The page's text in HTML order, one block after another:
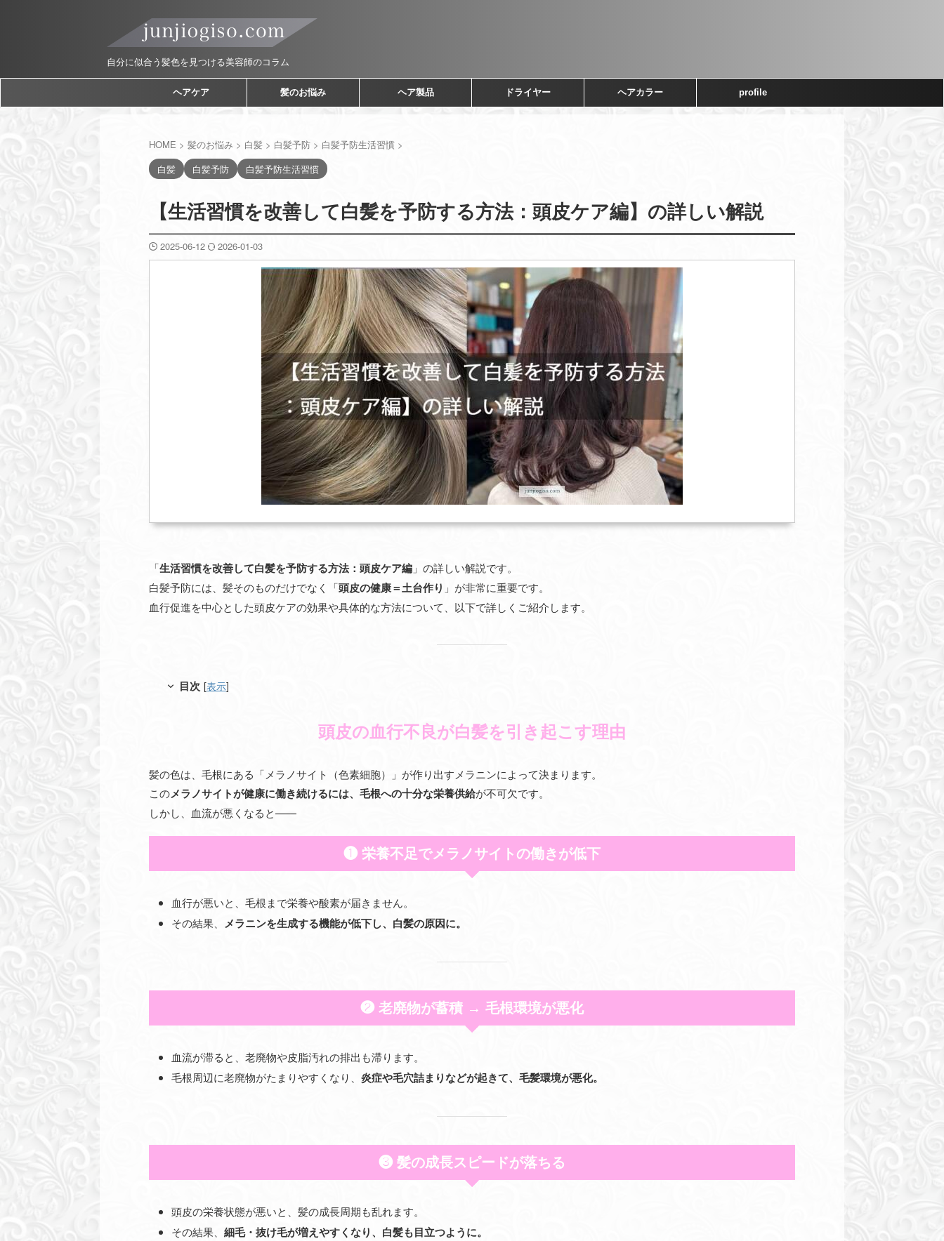
自分に似合う髪色を見つける美容師のコラム
ヘアケア 髪のお悩み ヘア製品 ドライヤー ヘアカラー profile
HOME > 髪のお悩み > 白髪 > 白髪予防 > 白髪予防生活習慣 >
白髪
白髪予防 白髪予防生活習慣
【生活習慣を改善して白髪を予防する方法：頭皮ケア編】の詳しい解説
2025-06-12 2026-01-03
「生活習慣を改善して白髪を予防する方法：頭皮ケア編 」の詳しい解説です。
白髪予防には、髪そのものだけでなく「頭皮の健康＝土台作り 」が非常に重要です。
血行促進を中心とした頭皮ケアの効果や具体的な方法について、以下で詳しくご紹介します。
目次 [表示]
頭皮の血行不良が白髪を引き起こす理由
髪の色は、毛根にある「メラノサイト（色素細胞）」が作り出すメラニンによって決まります。
このメラノサイトが健康に働き続けるには、毛根への十分な栄養供給が不可欠です。
しかし、血流が悪くなると——
❶ 栄養不足でメラノサイトの働きが低下
血行が悪いと、毛根まで栄養や酸素が届きません。
その結果、 メラニンを生成する機能が低下し、白髪の原因に。
❷ 老廃物が蓄積 → 毛根環境が悪化
血流が滞ると、老廃物や皮脂汚れの排出も滞ります。
毛根周辺に老廃物がたまりやすくなり、 炎症や毛穴詰まりなどが起きて、毛髪環境が悪化。
❸ 髪の成長スピードが落ちる
頭皮の栄養状態が悪いと、髪の成長周期も乱れます。
その結果、 細毛・抜け毛が増えやすくなり、白髪も目立つように。